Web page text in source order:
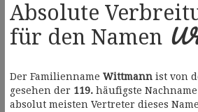
Absolute
für den Namen
Der Familienname Wittmann ist von
gesehen der 119. häufigste
absolut meisten Vertreter dieses